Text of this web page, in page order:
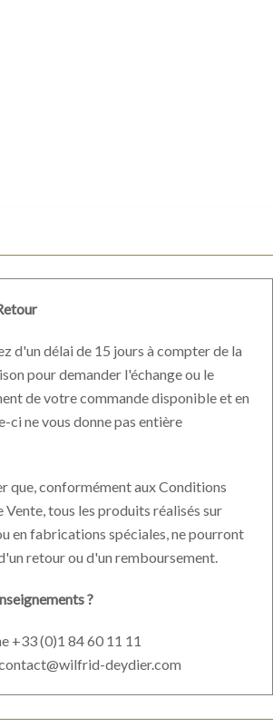
d'un délai de 15 jours à compter de la
pour demander l'échange ou le
de votre commande disponible et en
ci ne vous donne pas entière
que, conformément aux Conditions
Vente, tous les produits réalisés sur
en fabrications spéciales, ne pourront
retour ou d'un remboursement.
?
+33 (0)1 84 60 11 11
deydier.com